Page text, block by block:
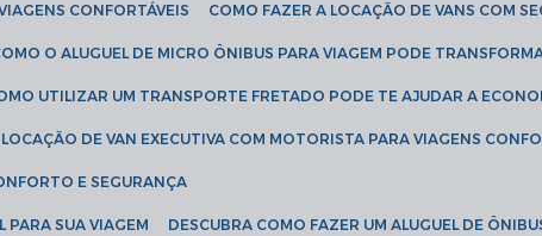
CONFORTÁVEIS COMO FAZER A LOCAÇÃO DE VANS COM
COMO O ALUGUEL DE MICRO ÔNIBUS PARA VIAGEM PODE
UTILIZAR UM TRANSPORTE FRETADO PODE TE AJUDAR A
LOCAÇÃO DE VAN EXECUTIVA COM MOTORISTA PARA VIAGENS
E SEGURANÇA
PARA SUA VIAGEM DESCUBRA COMO FAZER UM ALUGUEL DE